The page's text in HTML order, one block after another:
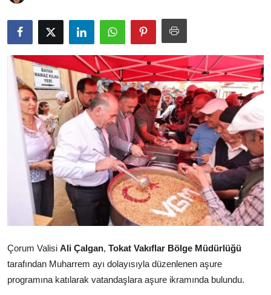
İl / İlçe Başkanlıkları
Kaymakamlıklar
TBMM
Siyasi Partiler
Yerel Yönetimler
Mülki İdare
Toplum ve Yaşam
Sivil Toplum Kuruluşları
Kamu Kurumları ve Üst Kurullar
Çorum Valisi Ali Çalgan, Tokat Vakıflar Bölge Müdürlüğü
tarafından Muharrem ayı dolayısıyla düzenlenen aşure
programına katılarak vatandaşlara aşure ikramında bulundu.